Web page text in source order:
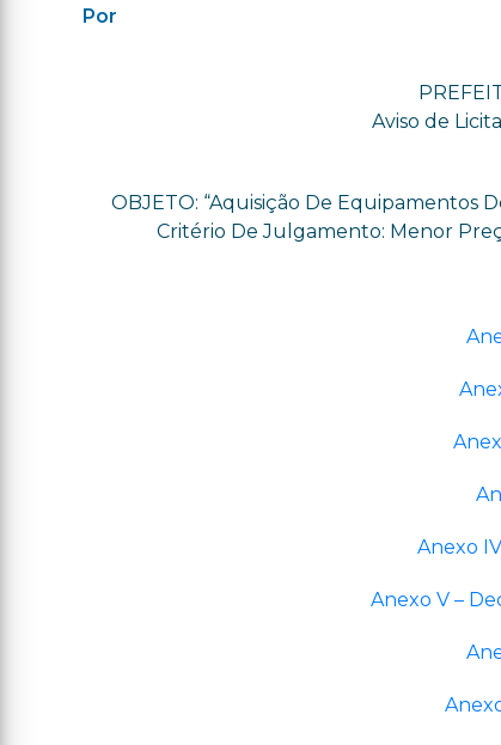
Por
Aviso de
OBJETO: “Aquisição De Equipamentos
Critério De Julgamento: Menor
Anexo
Anexo V –